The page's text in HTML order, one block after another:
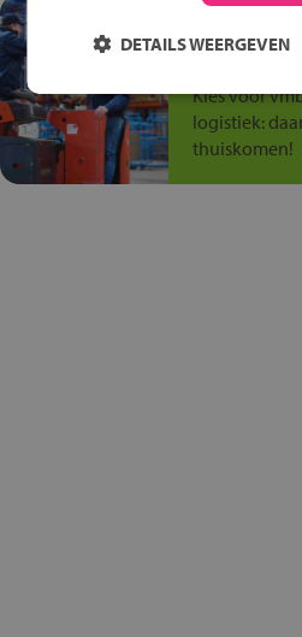
Kies voor
logistiek:
thuiskomen!
DETAILS WEERGEVEN